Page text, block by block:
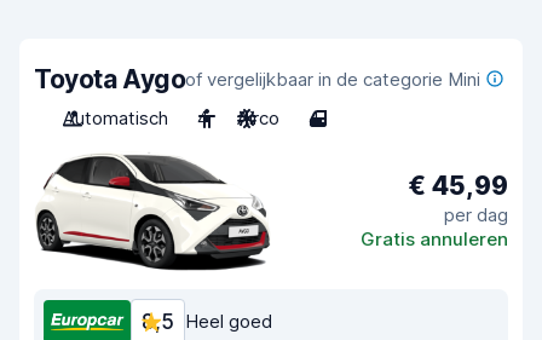
Toyota Aygoof vergelijkbaar in de categorie Mini
Automatisch
4 Airco 4
€ 45,99
per dag
Gratis annuleren
8,5 Heel goed